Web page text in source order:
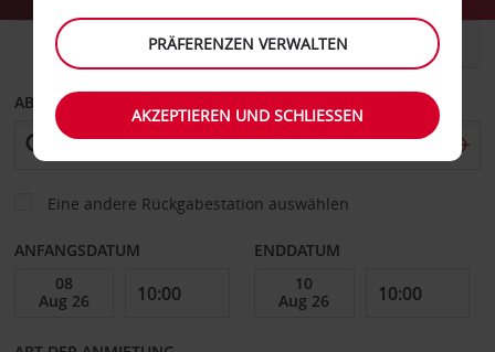
FAHRZEUG TRANSPORTER
ABHOLEN VON
Eine andere Rückgabestation auswählen
ANFANGSDATUM ENDDATUM
PRÄFERENZEN VERWALTEN
AKZEPTIEREN UND SCHLIESSEN